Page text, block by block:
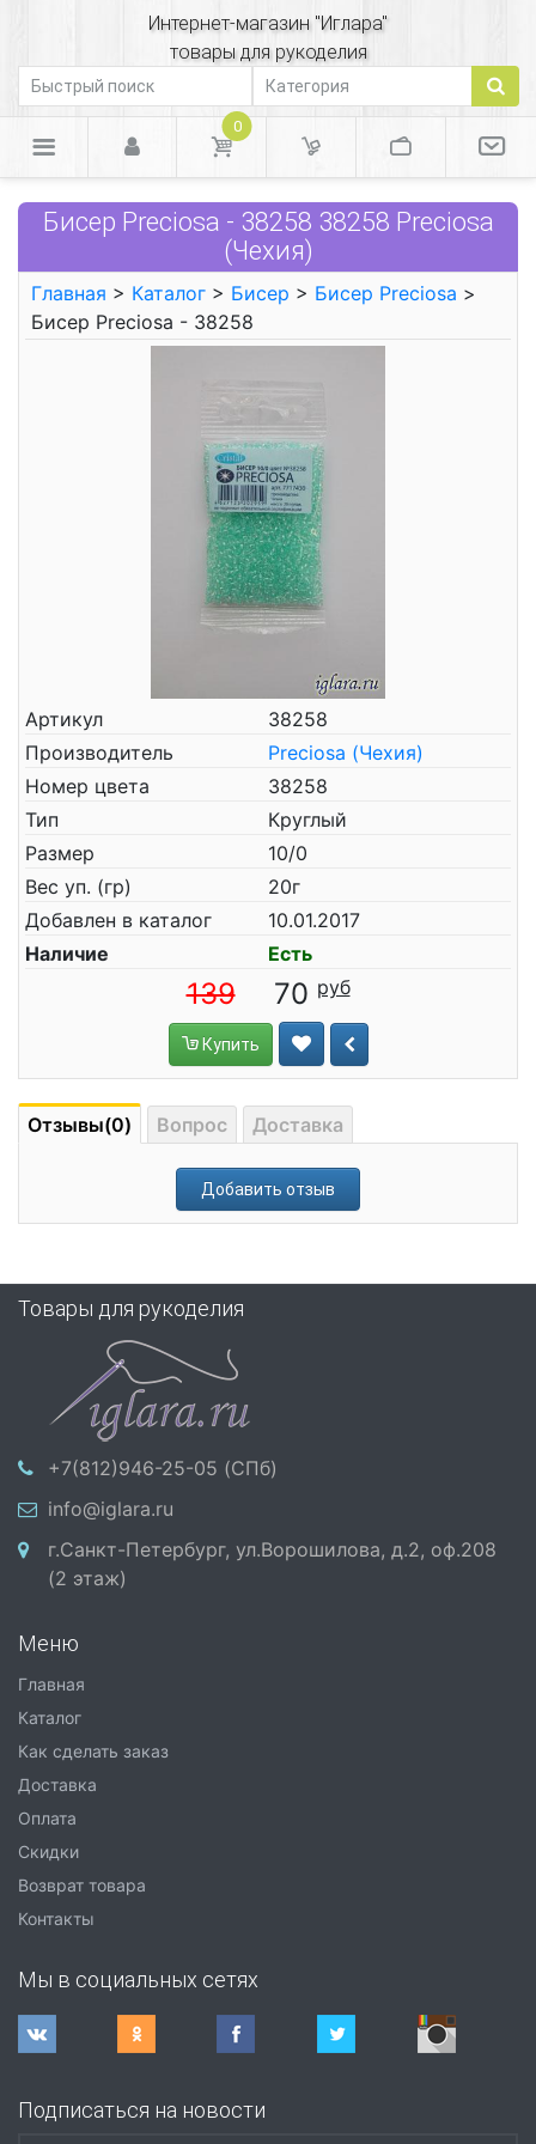
Интернет-магазин "Иглара"
товары для рукоделия
0
Бисер Preciosa - 38258 38258 Preciosa
(Чехия)
Главная > Каталог > Бисер > Бисер Preciosa >
Бисер Preciosa - 38258
Артикул
38258
Производитель
Preciosa (Чехия)
Номер цвета
38258
Тип
Круглый
Размер
10/0
Вес уп. (гр)
20г
Добавлен в каталог
10.01.2017
Наличие
Есть
139 70
Купить
Отзывы(0) Вопрос Доставка
Добавить отзыв
Товары для рукоделия
+7(812)946-25-05 (СПб)
info@iglara.ru
г.Санкт-Петербург, ул.Ворошилова, д.2, оф.208
(2 этаж)
Меню
Главная
Каталог
Как сделать заказ
Доставка
Оплата
Скидки
Возврат товара
Контакты
Мы в социальных сетях
Подписаться на новости